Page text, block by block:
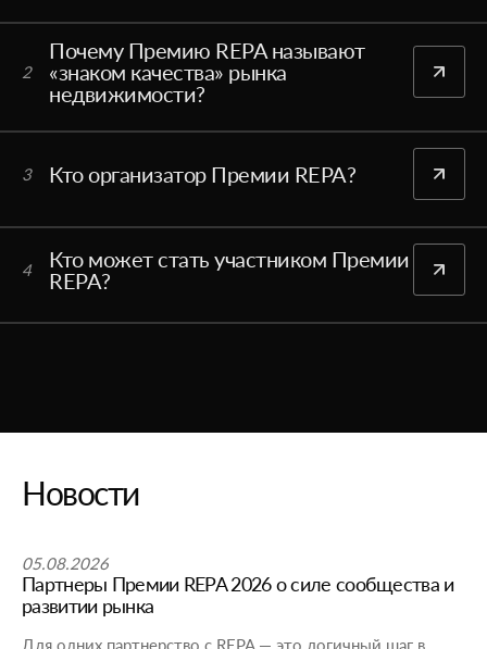
2
Почему Премию REPA называют
«знаком качества» рынка
недвижимости?
3 Кто организатор Премии REPA?
4
Кто может стать участником Премии
REPA?
Новости
Партнеры Премии REPA 2026 о силе сообщества и
развитии рынка
05.08.2026
Для одних партнерство с REPA — это логичный шаг в